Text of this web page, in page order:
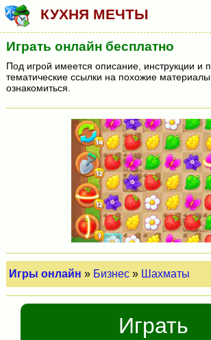
КУХНЯ МЕЧТЫ
Играть онлайн бесплатно
Под игрой имеется описание, инструкции и
тематические ссылки на похожие
ознакомиться.
Игры онлайн » Бизнес » Шахматы
Играть